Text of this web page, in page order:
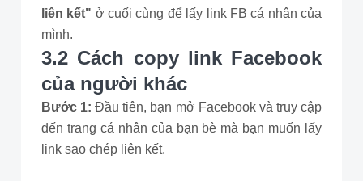
liên kết" ở cuối cùng để lấy link FB cá nhân của
mình.
3.2 Cách copy link Facebook
của người khác
Bước 1: Đầu tiên, bạn mở Facebook và truy cập
đến trang cá nhân của bạn bè mà bạn muốn lấy
link sao chép liên kết.